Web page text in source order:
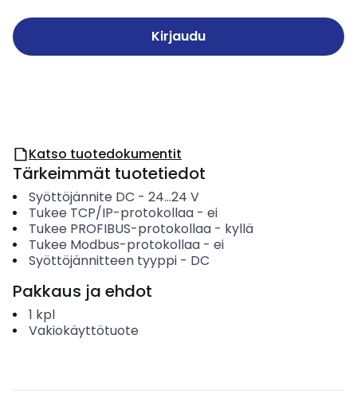
Kirjaudu
Katso tuotedokumentit
Tärkeimmät tuotetiedot
Syöttöjännite DC - 24...24 V
Tukee TCP/IP-protokollaa- ei
Tukee PROFIBUS-protokollaa- kyllä
Tukee Modbus-protokollaa- ei
Syöttöjännitteen tyyppi- DC
Pakkaus ja ehdot
1 kpl
Vakiokäyttötuote